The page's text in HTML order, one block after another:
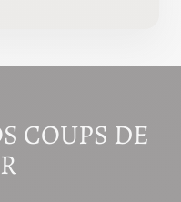
COUPS DE